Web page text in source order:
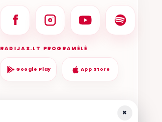
RADIJAS.LT PROGRAMĖLĖ
Google Play App Store
×